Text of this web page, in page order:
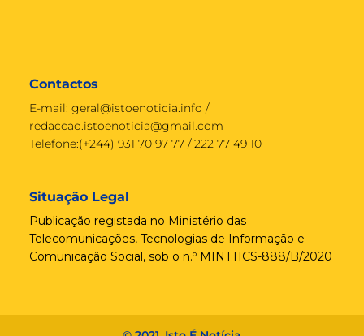
Contactos
E-mail: geral@istoenoticia.info /
redaccao.istoenoticia@gmail.com
Telefone:(+244) 931 70 97 77 / 222 77 49 10
Situação Legal
Publicação registada no Ministério das
Telecomunicações, Tecnologias de Informação e
Comunicação Social, sob o n.º MINTTICS-888/B/2020